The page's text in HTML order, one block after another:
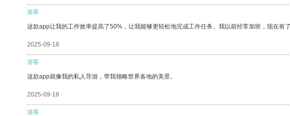
游客
这款app让我的工作效率提高了50%，让我能够更轻松地完成工作任务。我以前经常加班，现在有
2025-09-18
游客
这款app就像我的私人导游，带我领略世界各地的美景。
2025-09-18
游客